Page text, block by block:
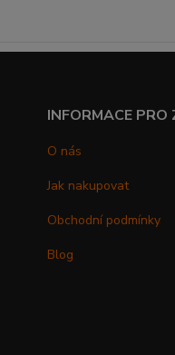
INFORMACE PRO
O nás
Jak nakupovat
Obchodní podmínky
Blog